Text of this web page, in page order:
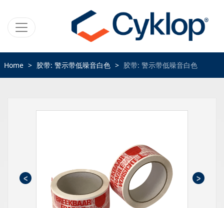
Home 胶带: 警示带低噪音白色 胶带: 警示带低噪音白色